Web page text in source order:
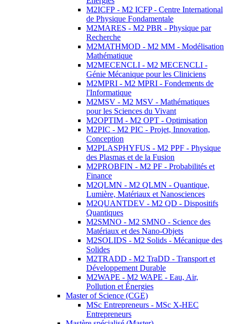
M2ICFP - M2 ICFP - Centre International
de Physique Fondamentale
M2MARES - M2 PBR - Physique par
Recherche
M2MATHMOD - M2 MM - Modélisation
Mathématique
M2MECENCLI - M2 MECENCLI -
Génie Mécanique pour les Cliniciens
M2MPRI - M2 MPRI - Fondements de
l'Informatique
M2MSV - M2 MSV - Mathématiques
pour les Sciences du Vivant
M2OPTIM - M2 OPT - Optimisation
M2PIC - M2 PIC - Projet, Innovation,
Conception
M2PLASPHYFUS - M2 PPF - Physique
des Plasmas et de la Fusion
M2PROBFIN - M2 PF - Probabilités et
Finance
M2QLMN - M2 QLMN - Quantique,
Lumière, Matériaux et Nanosciences
M2QUANTDEV - M2 QD - Dispositifs
Quantiques
M2SMNO - M2 SMNO - Science des
Matériaux et des Nano-Objets
M2SOLIDS - M2 Solids - Mécanique des
Solides
M2TRADD - M2 TraDD - Transport et
Développement Durable
M2WAPE - M2 WAPE - Eau, Air,
Pollution et Énergies
Master of Science (CGE)
MSc Entrepreneurs - MSc X-HEC
Entrepreneurs